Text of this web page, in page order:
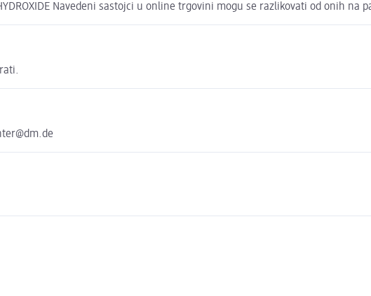
HYDROXIDE Navedeni sastojci u online trgovini mogu se razlikovati od onih na